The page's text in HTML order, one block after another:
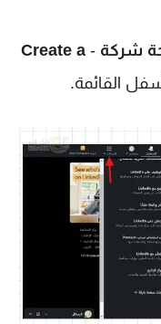
شركة -
Create a
القائمة.